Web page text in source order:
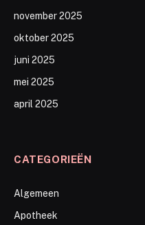
november 2025
oktober 2025
juni 2025
mei 2025
april 2025
CATEGORIEËN
Algemeen
Apotheek